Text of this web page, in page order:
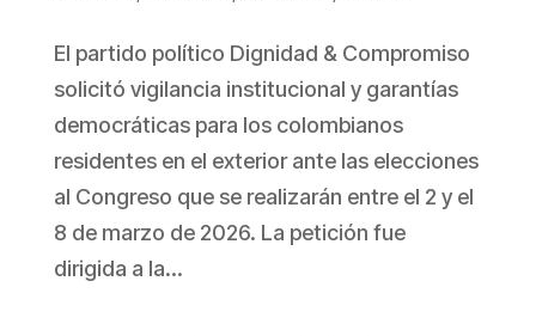
El partido político Dignidad & Compromiso
solicitó vigilancia institucional y garantías
democráticas para los colombianos
residentes en el exterior ante las elecciones
al Congreso que se realizarán entre el 2 y el
8 de marzo de 2026. La petición fue
dirigida a la...